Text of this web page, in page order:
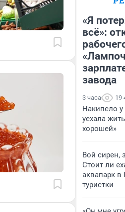
«Я
всё»:
завода
3 часа 19
Накипело
уехала
хорошей»
Вой сирен,
Стоит ли
аквапарк
туристки